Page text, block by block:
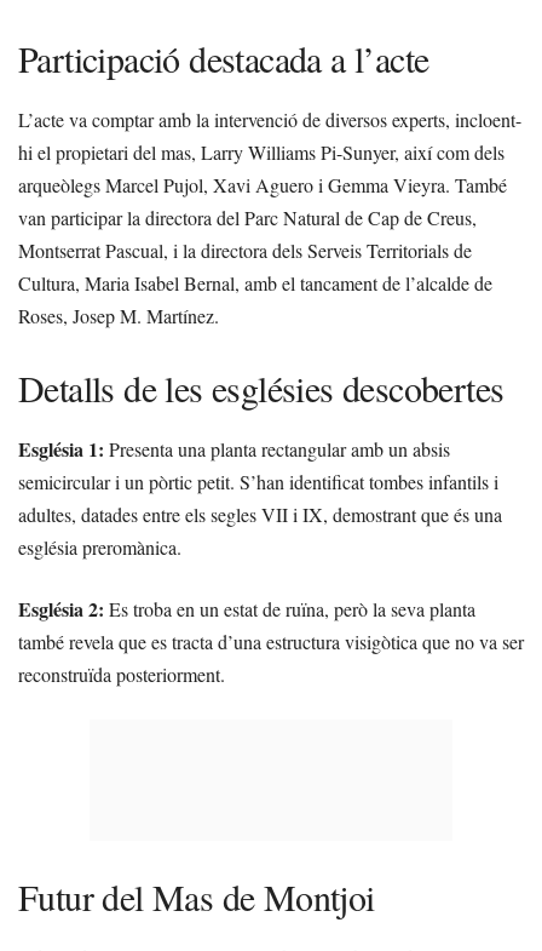
Participació destacada a l’acte
L’acte va comptar amb la intervenció de diversos experts, incloent-
hi el propietari del mas, Larry Williams Pi-Sunyer, així com dels
arqueòlegs Marcel Pujol, Xavi Aguero i Gemma Vieyra. També
van participar la directora del Parc Natural de Cap de Creus,
Montserrat Pascual, i la directora dels Serveis Territorials de
Cultura, Maria Isabel Bernal, amb el tancament de l’alcalde de
Roses, Josep M. Martínez.
Detalls de les esglésies descobertes
Església 1: Presenta una planta rectangular amb un absis
semicircular i un pòrtic petit. S’han identificat tombes infantils i
adultes, datades entre els segles VII i IX, demostrant que és una
església preromànica.
Església 2: Es troba en un estat de ruïna, però la seva planta
també revela que es tracta d’una estructura visigòtica que no va ser
reconstruïda posteriorment.
Futur del Mas de Montjoi